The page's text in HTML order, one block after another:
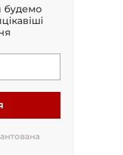
будемо